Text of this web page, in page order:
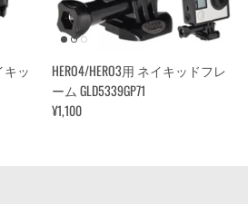
キッ
HERO4/HERO3用 ネイキッドフレ
ーム GLD5339GP71
¥1,100